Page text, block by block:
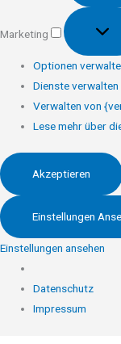
Marketing
Marketing
Optionen
Dienste verwalten
Verwalten von
Lese mehr über
Akzeptieren
Einstellungen
Einstellungen ansehen
Datenschutz
Impressum